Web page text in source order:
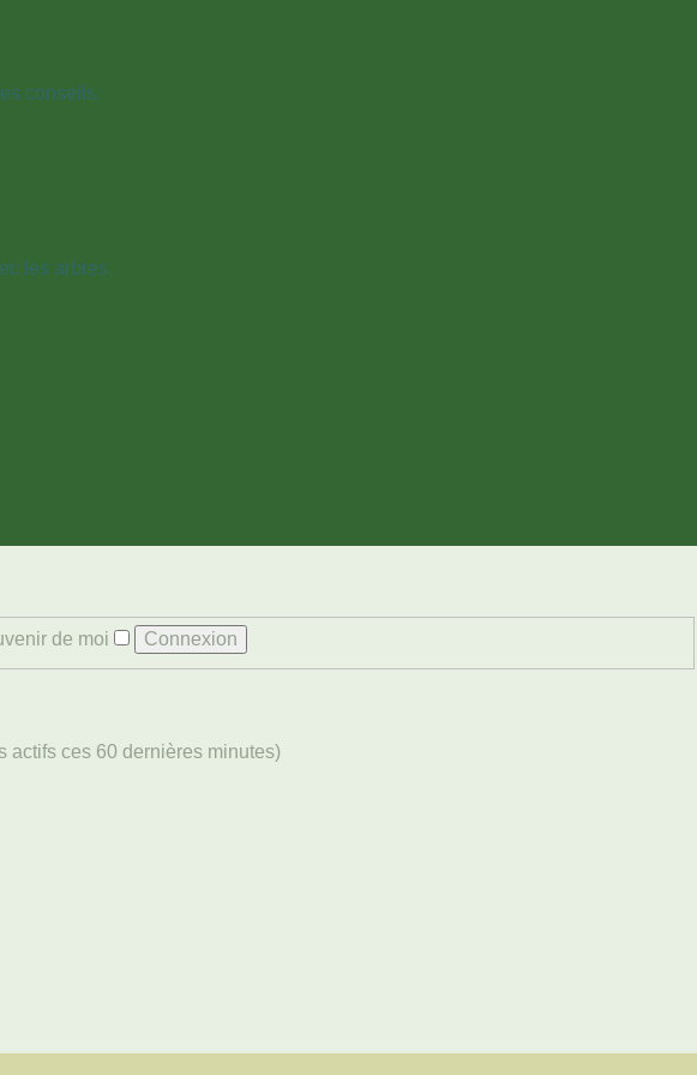
conseils.
les arbres.
de moi
actifs ces 60 dernières minutes)